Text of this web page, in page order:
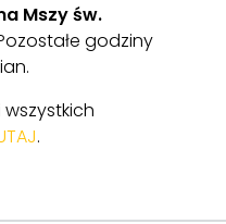
Mszy św.
godziny
.